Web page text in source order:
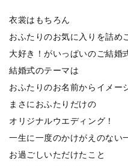
衣裳はもちろん
おふたりのお気に入りを詰め
大好き！がいっぱいのご結婚
結婚式のテーマは
おふたりのお名前からイメー
まさにおふたりだけの
オリジナルウエディング！
一生に一度のかけがえのない
お過ごしいただけたこと